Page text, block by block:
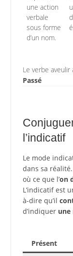
une action
verbale
sous forme
d’un nom.
Le verbe aveulir
Passé
l’indicatif
Le mode
dans sa
où ce que l’on
L’indicatif est
à-dire qu’il
d’indiquer une
Présent